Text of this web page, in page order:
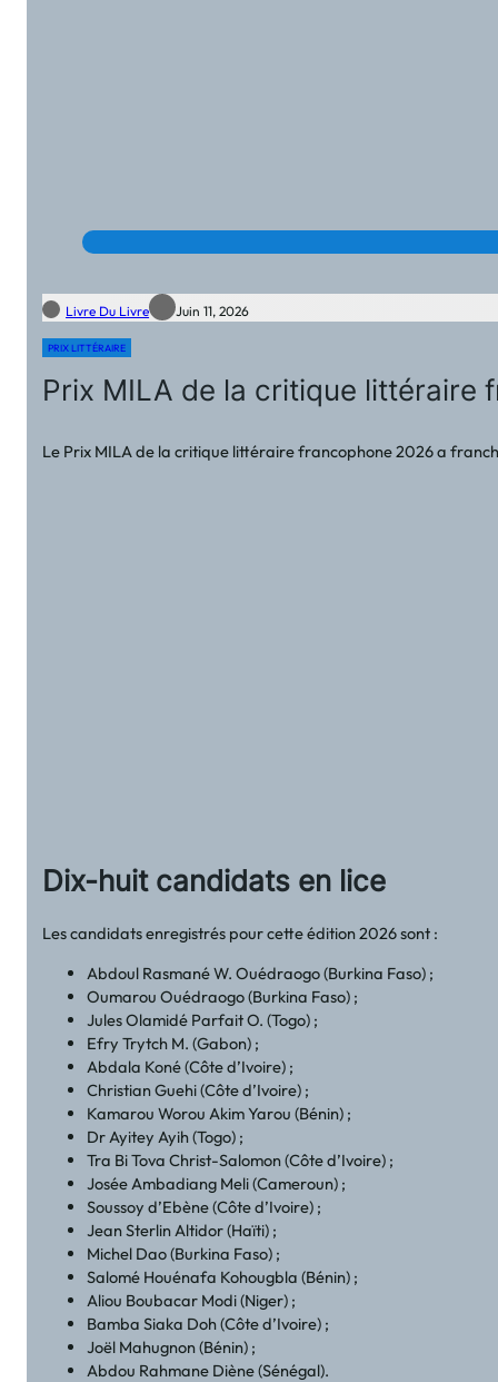
Livre Du Livre Juin 11, 2026
PRIX LITTÉRAIRE
Prix MILA de la critique littéraire
Le Prix MILA de la critique littéraire francophone 2026 a
Dix-huit candidats en lice
Les candidats enregistrés pour cette édition 2026 sont :
Abdoul Rasmané W. Ouédraogo (Burkina Faso) ;
Oumarou Ouédraogo (Burkina Faso) ;
Jules Olamidé Parfait O. (Togo) ;
Efry Trytch M. (Gabon) ;
Abdala Koné (Côte d’Ivoire) ;
Christian Guehi (Côte d’Ivoire) ;
Kamarou Worou Akim Yarou (Bénin) ;
Dr Ayitey Ayih (Togo) ;
Tra Bi Tova Christ-Salomon (Côte d’Ivoire) ;
Josée Ambadiang Meli (Cameroun) ;
Soussoy d’Ebène (Côte d’Ivoire) ;
Jean Sterlin Altidor (Haïti) ;
Michel Dao (Burkina Faso) ;
Salomé Houénafa Kohougbla (Bénin) ;
Aliou Boubacar Modi (Niger) ;
Bamba Siaka Doh (Côte d’Ivoire) ;
Joël Mahugnon (Bénin) ;
Abdou Rahmane Diène (Sénégal).